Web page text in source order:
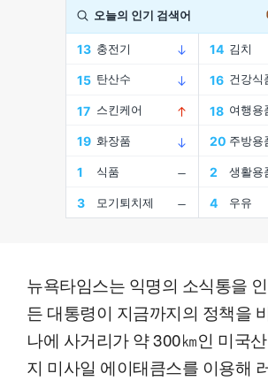
뉴욕타임스는 익명의 소식통을
든 대통령이 지금까지의 정책을
나에 사거리가 약 300㎞인 미국
지 미사일 에이태큼스를 이용해